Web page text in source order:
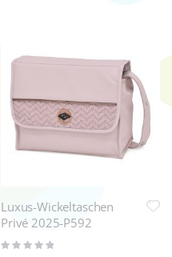
Luxus-Wickeltaschen
Privé 2025-P592
Rating: